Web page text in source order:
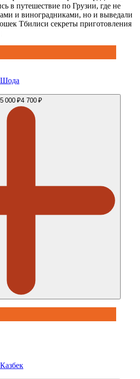
в путешествие по Грузии, где не
и виноградниками, но и выведали
Тбилиси секреты приготовления
Шода
5 000 ₽4 700 ₽